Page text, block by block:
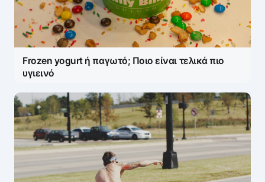
Frozen yogurt ή παγωτό; Ποιο είναι τελικά πιο
υγιεινό